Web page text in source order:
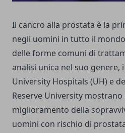
Il cancro alla prostata è la
negli uomini in tutto il
delle forme comuni di
analisi unica nel suo genere,
University Hospitals (UH) e
Reserve University
miglioramento della
uomini con rischio di